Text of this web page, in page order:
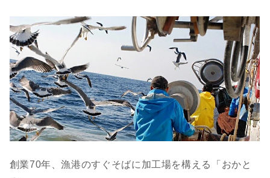
創業70年、漁港のすぐそばに加工場を構える「おかと